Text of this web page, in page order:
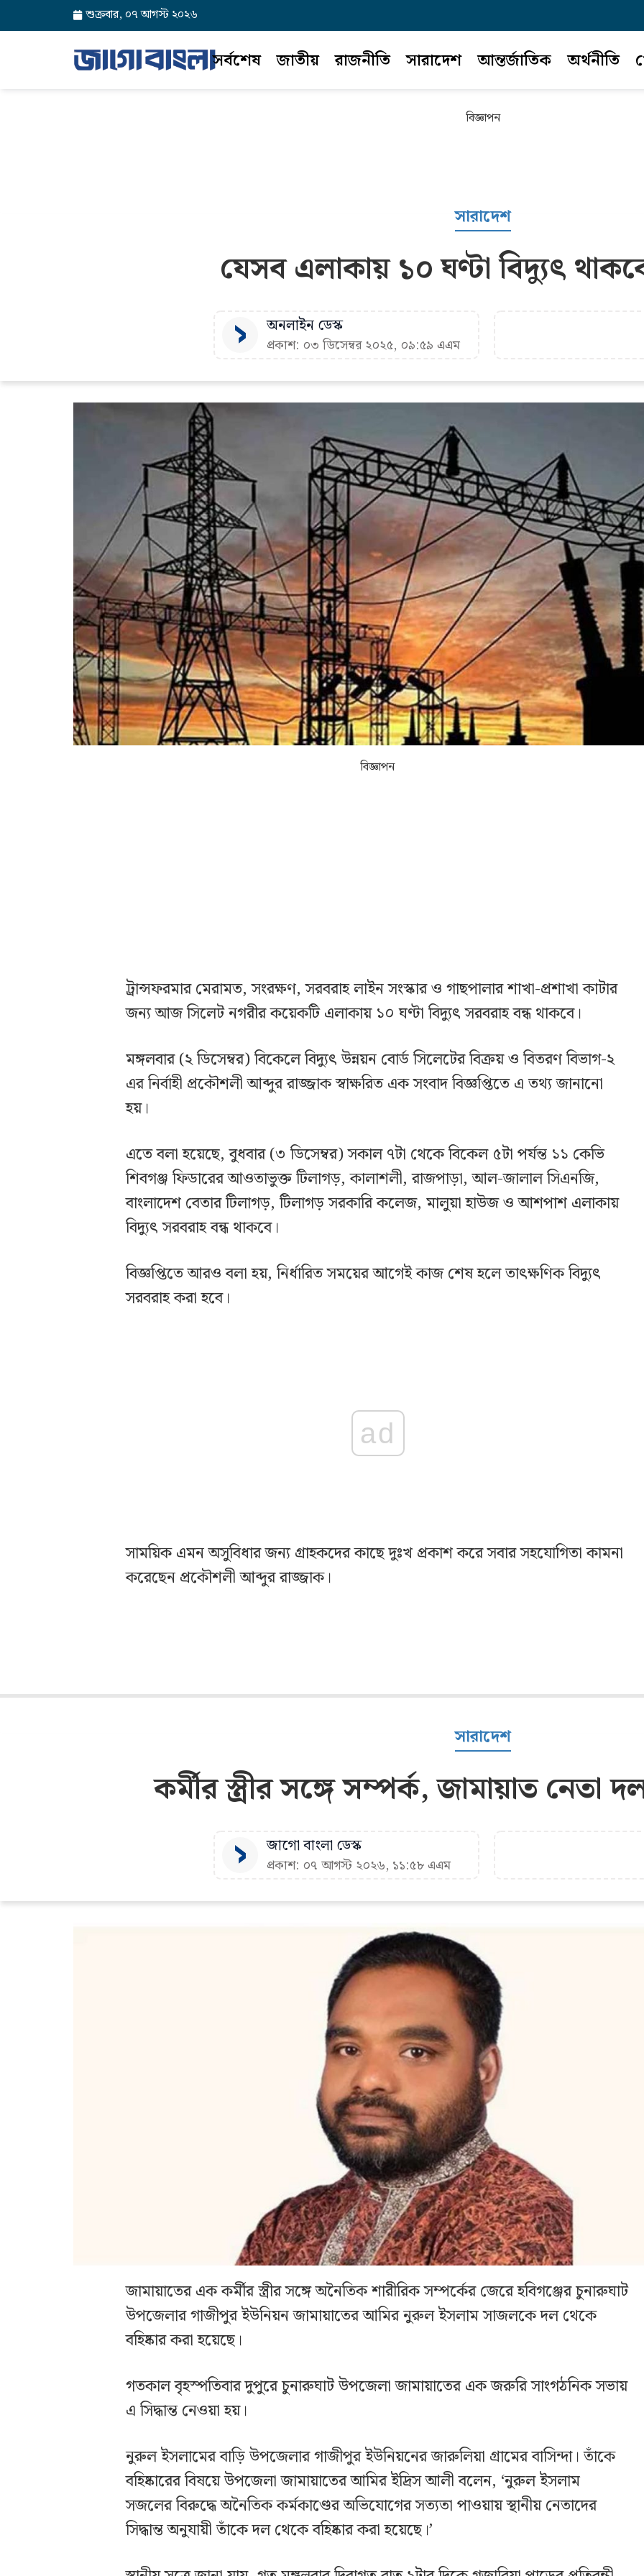
শুক্রবার, ০৭ আগস্ট ২০২৬
সর্বশেষ জাতীয় রাজনীতি সারাদেশ আন্তর্জাতিক অর্থনীতি
বিজ্ঞাপন
সারাদেশ
যেসব এলাকায় ১০ ঘণ্টা বিদ্যুৎ
অনলাইন ডেস্ক
প্রকাশ: ০৩ ডিসেম্বর ২০২৫, ০৯:৫৯ এএম
বিজ্ঞাপন
ট্রান্সফরমার মেরামত, সংরক্ষণ, সরবরাহ লাইন সংস্কার ও গাছপালার শাখা-প্রশাখা কাটার
জন্য আজ সিলেট নগরীর কয়েকটি এলাকায় ১০ ঘণ্টা বিদ্যুৎ সরবরাহ বন্ধ থাকবে।
মঙ্গলবার (২ ডিসেম্বর) বিকেলে বিদ্যুৎ উন্নয়ন বোর্ড সিলেটের বিক্রয় ও বিতরণ বিভাগ-২
এর নির্বাহী প্রকৌশলী আব্দুর রাজ্জাক স্বাক্ষরিত এক সংবাদ বিজ্ঞপ্তিতে এ তথ্য জানানো
হয়।
এতে বলা হয়েছে, বুধবার (৩ ডিসেম্বর) সকাল ৭টা থেকে বিকেল ৫টা পর্যন্ত ১১ কেভি
শিবগঞ্জ ফিডারের আওতাভুক্ত টিলাগড়, কালাশলী, রাজপাড়া, আল-জালাল সিএনজি,
বাংলাদেশ বেতার টিলাগড়, টিলাগড় সরকারি কলেজ, মালুয়া হাউজ ও আশপাশ এলাকায়
বিদ্যুৎ সরবরাহ বন্ধ থাকবে।
বিজ্ঞপ্তিতে আরও বলা হয়, নির্ধারিত সময়ের আগেই কাজ শেষ হলে তাৎক্ষণিক বিদ্যুৎ
সরবরাহ করা হবে।
ad
সাময়িক এমন অসুবিধার জন্য গ্রাহকদের কাছে দুঃখ প্রকাশ করে সবার সহযোগিতা কামনা
করেছেন প্রকৌশলী আব্দুর রাজ্জাক।
সারাদেশ
কর্মীর স্ত্রীর সঙ্গে সম্পর্ক, জামায়াত নেতা
জাগো বাংলা ডেস্ক
প্রকাশ: ০৭ আগস্ট ২০২৬, ১১:৫৮ এএম
জামায়াতের এক কর্মীর স্ত্রীর সঙ্গে অনৈতিক শারীরিক সম্পর্কের জেরে হবিগঞ্জের চুনারুঘাট
উপজেলার গাজীপুর ইউনিয়ন জামায়াতের আমির নুরুল ইসলাম সাজলকে দল থেকে
বহিষ্কার করা হয়েছে।
গতকাল বৃহস্পতিবার দুপুরে চুনারুঘাট উপজেলা জামায়াতের এক জরুরি সাংগঠনিক সভায়
এ সিদ্ধান্ত নেওয়া হয়।
নুরুল ইসলামের বাড়ি উপজেলার গাজীপুর ইউনিয়নের জারুলিয়া গ্রামের বাসিন্দা। তাঁকে
বহিষ্কারের বিষয়ে উপজেলা জামায়াতের আমির ইদ্রিস আলী বলেন, ‘নুরুল ইসলাম
সজলের বিরুদ্ধে অনৈতিক কর্মকাণ্ডের অভিযোগের সত্যতা পাওয়ায় স্থানীয় নেতাদের
সিদ্ধান্ত অনুযায়ী তাঁকে দল থেকে বহিষ্কার করা হয়েছে।’